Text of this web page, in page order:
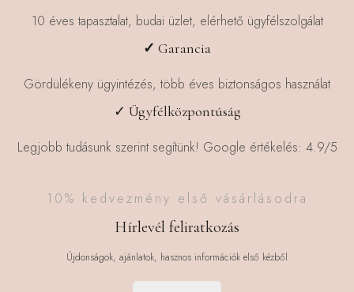
10 éves tapasztalat, budai üzlet, elérhető ügyfélszolgálat
✓ Garancia
Gördülékeny ügyintézés, több éves biztonságos használat
✓ Ügyfélközpontúság
Legjobb tudásunk szerint segítünk! Google értékelés: 4.9/5
10% kedvezmény első vásárlásodra
Hírlevél feliratkozás
Újdonságok, ajánlatok, hasznos információk első kézből